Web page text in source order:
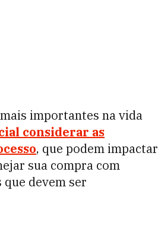
importantes na vida
considerar as
, que podem impactar
sua compra com
devem ser